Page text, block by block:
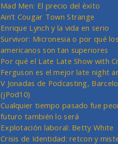
Mad Men: El precio del éxito
Ain’t Cougar Town Strange
Enrique Lynch y la vida en serio
Survivor: Micronesia o por qué
americanos son tan superiores
Por qué el Late Late Show with
Ferguson es el mejor late night
V Jonadas de Podcasting,
(jPod10)
Cualquier tiempo pasado fue
futuro también lo será
Explotación laboral: Betty White
Crisis de Identidad: retcon y